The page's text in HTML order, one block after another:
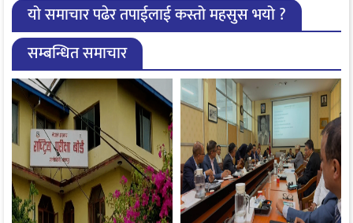
यो समाचार पढेर तपाईलाई कस्तो महसुस भयो ?
सम्बन्धित समाचार